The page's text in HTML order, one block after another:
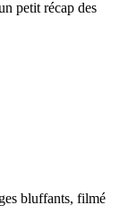
petit récap des
bluffants, filmé